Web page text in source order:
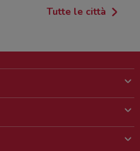
Tutte le città